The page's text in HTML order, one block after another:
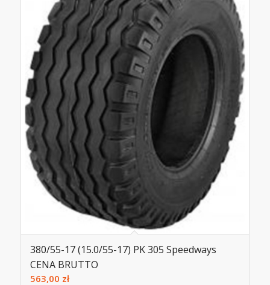
380/55-17 (15.0/55-17) PK 305 Speedways
CENA BRUTTO
563,00 zł